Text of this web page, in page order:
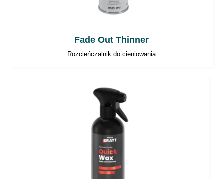
Fade Out Thinner
Rozcieńczalnik do cieniowania